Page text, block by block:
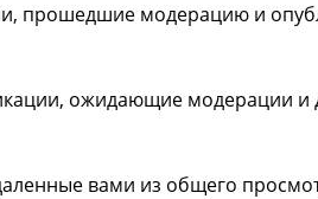
прошедшие модерацию и
ожидающие модерации и
вами из общего